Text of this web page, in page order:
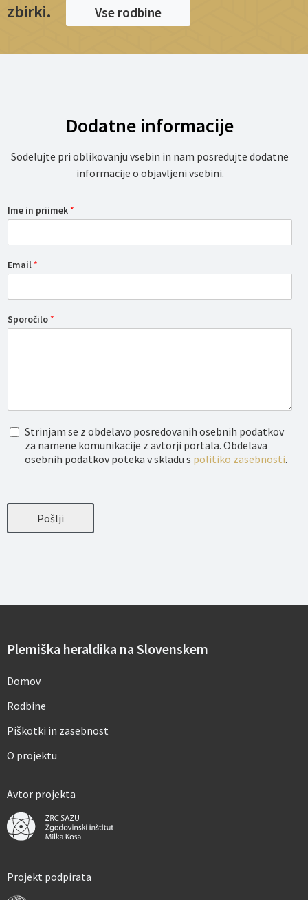
zbirki.
Vse rodbine
Dodatne informacije
Sodelujte pri oblikovanju vsebin in nam posredujte dodatne
informacije o objavljeni vsebini.
Ime in priimek *
Email *
Sporočilo *
O
v
s
p
t
o
v
*
Strinjam se z obdelavo posredovanih osebnih podatkov
za namene komunikacije z avtorji portala. Obdelava
osebnih podatkov poteka v skladu s politiko zasebnosti.
Pošlji
Plemiška heraldika na Slovenskem
Domov
Rodbine
Piškotki in zasebnost
O projektu
Avtor projekta
Projekt podpirata